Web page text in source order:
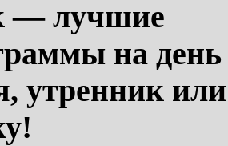
— лучшие
на день
утренник или